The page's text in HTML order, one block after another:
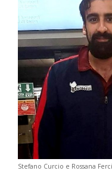
Stefano Curcio e Rossana